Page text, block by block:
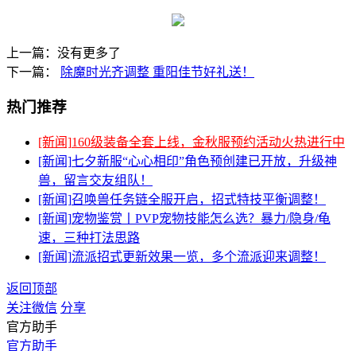
上一篇：没有更多了
下一篇：
除魔时光齐调整 重阳佳节好礼送！
热门推荐
[新闻]160级装备全套上线，金秋服预约活动火热进行中
[新闻]七夕新服“心心相印”角色预创建已开放，升级神
兽，留言交友组队！
[新闻]召唤兽任务链全服开启，招式特技平衡调整！
[新闻]宠物鉴赏丨PVP宠物技能怎么选？暴力/隐身/龟
速，三种打法思路
[新闻]流派招式更新效果一览，多个流派迎来调整！
返回顶部
关注微信 分享
官方助手
官方助手